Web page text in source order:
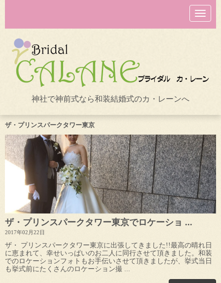
N
a
v
o
n
神社で神前式なら和装結婚式のカ・レーンへ
ザ・プリンスパークタワー東京
ザ・プリンスパークタワー東京でロケーショ ...
2017年02月22日
ザ・ プリンスパークタワー東京に出張してきました!!︎最高の晴れ日
に恵まれて、幸せいっぱいのお二人に同行させて頂きました。和装
でのロケーションフォトもお手伝いさせて頂きましたが、挙式当日
も挙式前にたくさんのロケーション撮 ...